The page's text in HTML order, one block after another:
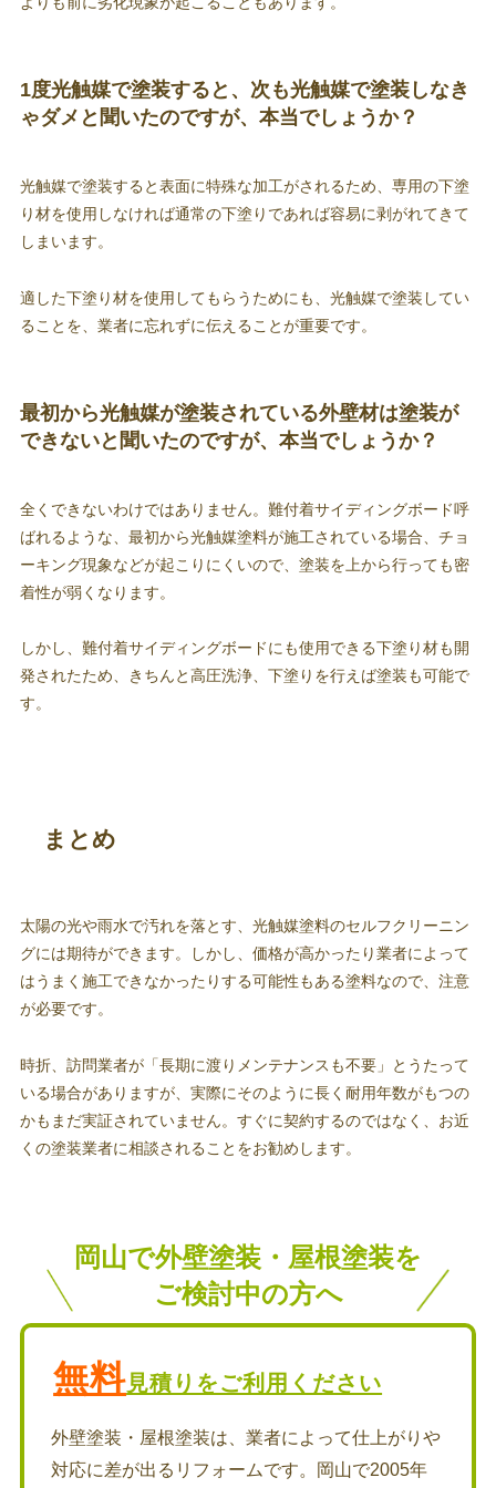
1度光触媒で塗装すると、次も光触媒で塗装しなき
ゃダメと聞いたのですが、本当でしょうか？
光触媒で塗装すると表面に特殊な加工がされるため、専用の下塗
り材を使用しなければ通常の下塗りであれば容易に剥がれてきて
しまいます。
適した下塗り材を使用してもらうためにも、光触媒で塗装してい
ることを、業者に忘れずに伝えることが重要です。
最初から光触媒が塗装されている外壁材は塗装が
できないと聞いたのですが、本当でしょうか？
全くできないわけではありません。難付着サイディングボード呼
ばれるような、最初から光触媒塗料が施工されている場合、チョ
ーキング現象などが起こりにくいので、塗装を上から行っても密
着性が弱くなります。
しかし、難付着サイディングボードにも使用できる下塗り材も開
発されたため、きちんと高圧洗浄、下塗りを行えば塗装も可能で
す。
まとめ
太陽の光や雨水で汚れを落とす、光触媒塗料のセルフクリーニン
グには期待ができます。しかし、価格が高かったり業者によって
はうまく施工できなかったりする可能性もある塗料なので、注意
が必要です。
時折、訪問業者が「長期に渡りメンテナンスも不要」とうたって
いる場合がありますが、実際にそのように長く耐用年数がもつの
かもまだ実証されていません。すぐに契約するのではなく、お近
くの塗装業者に相談されることをお勧めします。
岡山で外壁塗装・屋根塗装を
ご検討中の方へ
無料見積りをご利用ください
外壁塗装・屋根塗装は、業者によって仕上がりや
対応に差が出るリフォームです。岡山で2005年